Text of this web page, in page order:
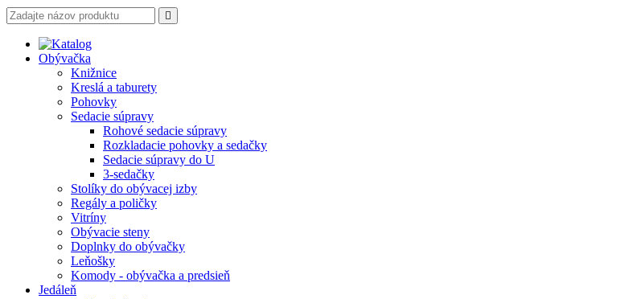
Obývačka
Knižnice
Kreslá a taburety
Pohovky
Sedacie súpravy
Rohové sedacie súpravy
Rozkladacie pohovky a sedačky
Sedacie súpravy do U
3-sedačky
Stolíky do obývacej izby
Regály a poličky
Vitríny
Obývacie steny
Doplnky do obývačky
Leňošky
Komody - obývačka a predsieň
Jedáleň